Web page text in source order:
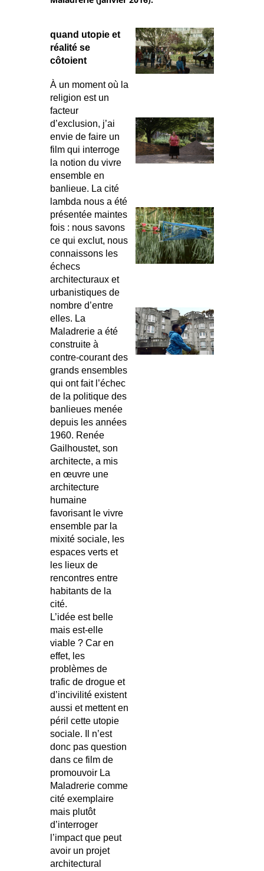
quand utopie et
réalité se
côtoient
À un moment où la
religion est un
facteur
d’exclusion, j’ai
envie de faire un
film qui interroge
la notion du vivre
ensemble en
banlieue. La cité
lambda nous a été
présentée maintes
fois : nous savons
ce qui exclut, nous
connaissons les
échecs
architecturaux et
urbanistiques de
nombre d’entre
elles. La
Maladrerie a été
construite à
contre-courant des
grands ensembles
qui ont fait l’échec
de la politique des
banlieues menée
depuis les années
1960. Renée
Gailhoustet, son
architecte, a mis
en œuvre une
architecture
humaine
favorisant le vivre
ensemble par la
mixité sociale, les
espaces verts et
les lieux de
rencontres entre
habitants de la
cité.
L’idée est belle
mais est-elle
viable ? Car en
effet, les
problèmes de
trafic de drogue et
d’incivilité existent
aussi et mettent en
péril cette utopie
sociale. Il n’est
donc pas question
dans ce film de
promouvoir La
Maladrerie comme
cité exemplaire
mais plutôt
d’interroger
l’impact que peut
avoir un projet
architectural